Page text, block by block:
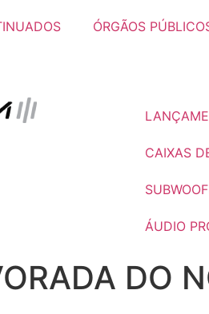
ÓRGÃOS
CAIXAS
ÁUDIO
DO